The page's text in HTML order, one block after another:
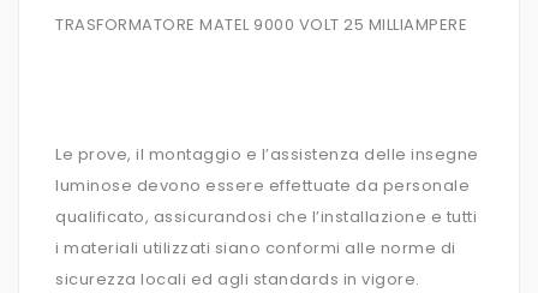
TRASFORMATORE MATEL 9000 VOLT 25 MILLIAMPERE
Le prove, il montaggio e l’assistenza delle insegne
luminose devono essere effettuate da personale
qualificato, assicurandosi che l’installazione e tutti
i materiali utilizzati siano conformi alle norme di
sicurezza locali ed agli standards in vigore.